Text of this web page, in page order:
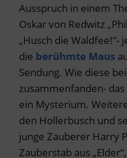
Ausspruch in einem
Oskar von Redwitz
„Husch die
die berühmte Maus
Sendung. Wie diese
zusammenfanden-
ein Mysterium.
den Hollerbusch und
junge Zauberer Harry
Zauberstab aus